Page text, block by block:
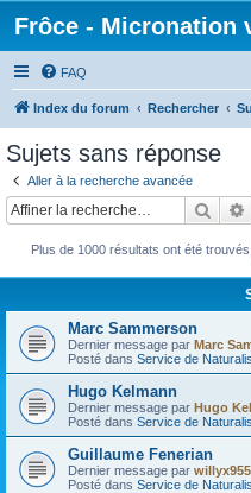
Frôce - Micronation
FAQ
Index du forum Rechercher
Sujets sans réponse
Aller à la recherche avancée
Plus de 1000 résultats ont été trouvés
Marc Sammerson
Dernier message par Marc
Posté dans Service de
Hugo Kelmann
Dernier message par Hugo
Posté dans Service de
Guillaume Fenerian
Dernier message par willyx955
Posté dans Service de